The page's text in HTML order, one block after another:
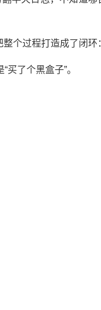
整个过程打造成了闭环
了个黑盒子”。